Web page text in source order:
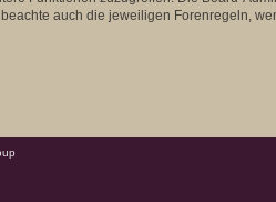
auch die jeweiligen Forenregeln,